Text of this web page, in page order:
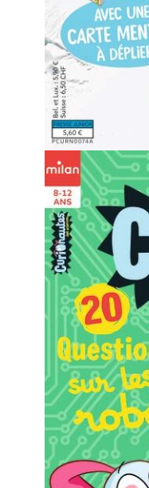
C'est
Duc
Top
17 octobre 2025